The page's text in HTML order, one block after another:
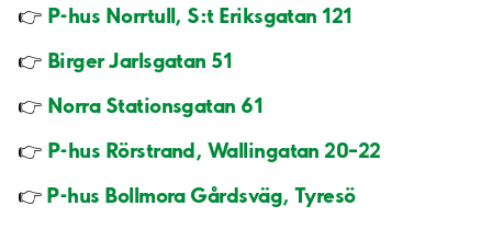
👉 P-hus Norrtull, S:t Eriksgatan 121
👉 Birger Jarlsgatan 51
👉 Norra Stationsgatan 61
👉 P-hus Rörstrand, Wallingatan 20–22
👉 P-hus Bollmora Gårdsväg, Tyresö